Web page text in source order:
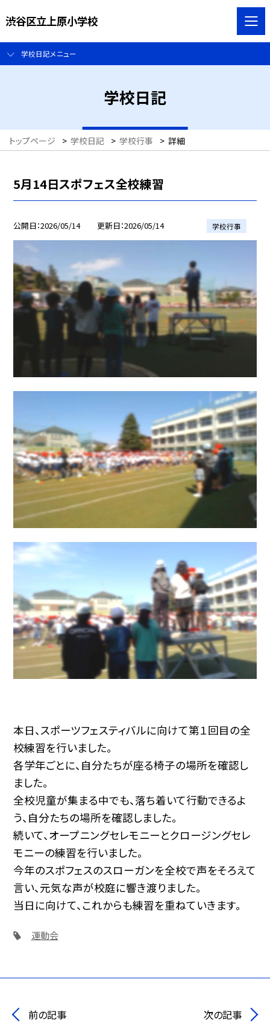
渋谷区立上原小学校
学校日記メニュー
学校日記
トップページ > 学校日記 > 学校行事 > 詳細
5月14日スポフェス全校練習
公開日 2026/05/14 更新日 2026/05/14 学校行事
本日、スポーツフェスティバルに向けて第１回目の全
校練習を行いました。
各学年ごとに、自分たちが座る椅子の場所を確認し
ました。
全校児童が集まる中でも、落ち着いて行動できるよ
う、自分たちの場所を確認しました。
続いて、オープニングセレモニーとクロージングセレ
モニーの練習を行いました。
今年のスポフェスのスローガンを全校で声をそろえて
言い、元気な声が校庭に響き渡りました。
当日に向けて、これからも練習を重ねていきます。
運動会
前の記事 次の記事